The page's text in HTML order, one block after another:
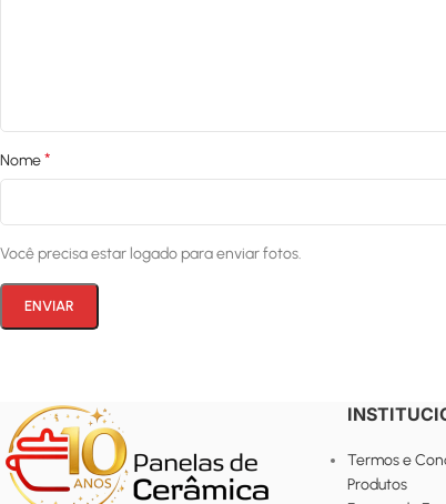
Nome*
Você precisa estar logado para enviar fotos.
Termos e
Produtos